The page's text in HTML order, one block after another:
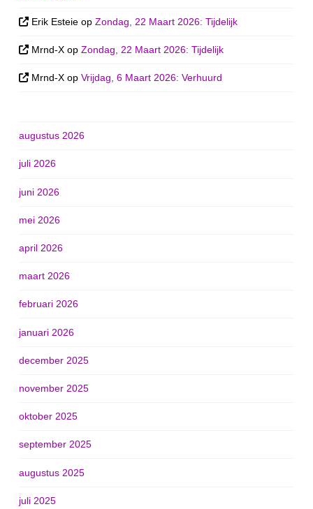
Erik Esteie opZondag, 22 Maart 2026: Tijdelijk
Mrnd-X opZondag, 22 Maart 2026: Tijdelijk
Mrnd-X opVrijdag, 6 Maart 2026: Verhuurd
augustus 2026
juli 2026
juni 2026
mei 2026
april 2026
maart 2026
februari 2026
januari 2026
december 2025
november 2025
oktober 2025
september 2025
augustus 2025
juli 2025